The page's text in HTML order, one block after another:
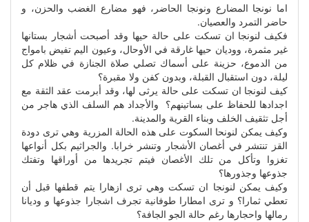
اما نونجا المضارع ونونجا الحاضر، فهو مضارع الغضب والحزن، و
حاضر التمرد والعصيان.
فكيف لنونجا ان تسكت على حالة حيها وقد أصبحت أشجار بستانها
غير مثمرة، ووديان حيها غارقة في الأوحال، وعيون اليم تفيض بامواج
من الدموع، حزينة على أسماك تصلي صلاة الجنازة في ظلام كل
ليلة، دون استقبال القبلة، وبدون كفن ولا مقبرة؟
كيف لنونجا ان تسكت على حالة يرثى لها، وقد أبرمت عقد الثقة مع
اجدادها للحفاظ على بساتينهم؟ والأجداد هم السلف الذي هاجر من
أجل تثقيف الخلف وبناء القرية والمدينة.
وكيف يمكن لنونحا السكوت على هذه الحالة المزرية وهي ترى دودة
القز تنتشر في أغصان الأشجار وتنشر خرابا. والجراثيم بكل أنواعها
تغزوا وتأكل من تلك الأغصان فيتم تجريدها من أوراقها وتفتك
جذوعها وجذورها؟
وكيف يمكن لنونجا ان تسكت وهي ترى ازهارا يتم قطفها قبل أن
تعطي ثمارا؟ و ترى امطارا طوفانية تجرف اشجارا جذوعها و وديانا
رمالها واحجارها رغم حالة الجو الجافة؟